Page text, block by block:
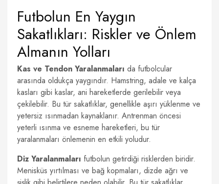
Futbolun En Yaygın
Sakatlıkları: Riskler ve Önlem
Almanın Yolları
Kas ve Tendon Yaralanmaları da futbolcular
arasında oldukça yaygındır. Hamstring, adale ve kalça
kasları gibi kaslar, ani hareketlerde gerilebilir veya
çekilebilir. Bu tür sakatlıklar, genellikle aşırı yüklenme ve
yetersiz ısınmadan kaynaklanır. Antrenman öncesi
yeterli ısınma ve esneme hareketleri, bu tür
yaralanmaları önlemenin en etkili yoludur.
Diz Yaralanmaları futbolun getirdiği risklerden biridir.
Menisküs yırtılması ve bağ kopmaları, dizde ağrı ve